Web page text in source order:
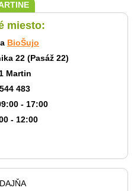
miesto:
BioŠujo
22 (Pasáž 22)
Martin
483
- 17:00
- 12:00